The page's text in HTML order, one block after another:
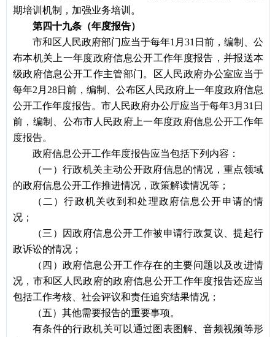
期培训机制，加强业务培训。
第四十九条（年度报告）
市和区人民政府部门应当于每年1月31日前，编制、公
布本机关上一年度政府信息公开工作年度报告，并报送本
级政府信息公开工作主管部门。区人民政府办公室应当于
每年2月28日前，编制、公布区人民政府上一年度政府信息
公开工作年度报告。市人民政府办公厅应当于每年3月31日
前，编制、公布市人民政府上一年度政府信息公开工作年
度报告。
政府信息公开工作年度报告应当包括下列内容：
（一）行政机关主动公开政府信息的情况，重点领域
的政府信息公开工作推进情况，政策解读情况等；
（二）行政机关收到和处理政府信息公开申请的情
况；
（三）因政府信息公开工作被申请行政复议、提起行
政诉讼的情况；
（四）政府信息公开工作存在的主要问题以及改进情
况，市和区人民政府的政府信息公开工作年度报告还应当
包括工作考核、社会评议和责任追究结果情况；
（五）其他需要报告的重要事项。
有条件的行政机关可以通过图表图解、音频视频等形